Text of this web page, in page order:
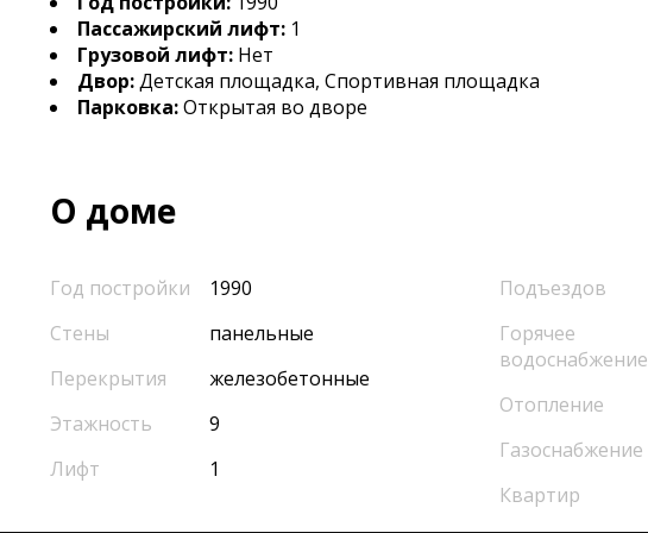
Пассажирский лифт: 1
Грузовой лифт: Нет
Двор:Детская площадка, Спортивная площадка
Парковка:Открытая во дворе
О доме
Год постройки
1990
Стены
панельные
Перекрытия
железобетонные
Этажность
9
Лифт
1
Подъездов
Горячее
водоснабжение
Отопление
Газоснабжение
Квартир